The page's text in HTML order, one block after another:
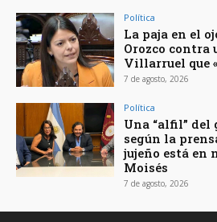
Política
La paja en el
Orozco
Villarruel que
7 de agosto, 2026
Política
Una “alfil” del
según la
jujeño está en
Moisés
7 de agosto, 2026